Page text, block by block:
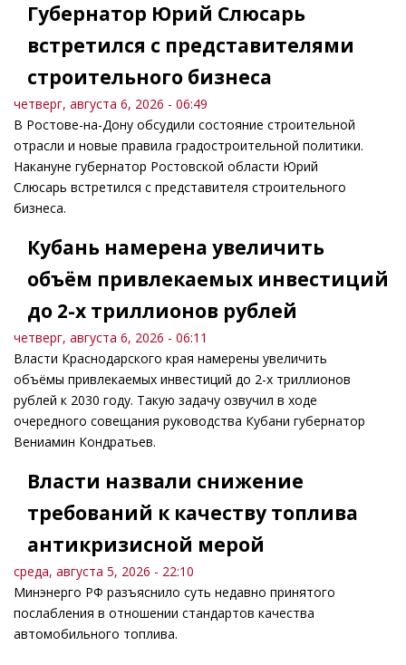
Губернатор Юрий Слюсарь
встретился с представителями
строительного бизнеса
четверг, августа 6, 2026 - 06:49
В Ростове-на-Дону обсудили состояние строительной
отрасли и новые правила градостроительной политики.
Накануне губернатор Ростовской области Юрий
Слюсарь встретился с представителя строительного
бизнеса.
Кубань намерена увеличить
объём привлекаемых инвестиций
до 2-х триллионов рублей
четверг, августа 6, 2026 - 06:11
Власти Краснодарского края намерены увеличить
объёмы привлекаемых инвестиций до 2-х триллионов
рублей к 2030 году. Такую задачу озвучил в ходе
очередного совещания руководства Кубани губернатор
Вениамин Кондратьев.
Власти назвали снижение
требований к качеству топлива
антикризисной мерой
среда, августа 5, 2026 - 22:10
Минэнерго РФ разъяснило суть недавно принятого
послабления в отношении стандартов качества
автомобильного топлива.